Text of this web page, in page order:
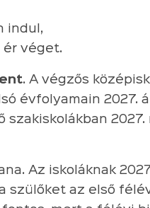
indul,
ér véget.
. A végzős
évfolyamain 2027.
2027.
Az iskoláknak
szülőket az első